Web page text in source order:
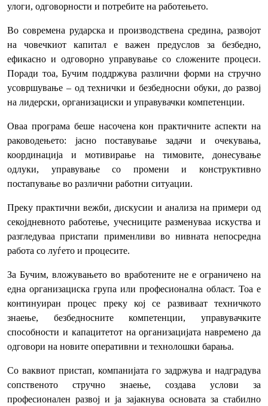
улоги, одговорности и потребите на работењето.
Во современа рударска и производствена средина, развојот
на човечкиот капитал е важен предуслов за безбедно,
ефикасно и одговорно управување со сложените процеси.
Поради тоа, Бучим поддржува различни форми на стручно
усовршување – од технички и безбедносни обуки, до развој
на лидерски, организациски и управувачки компетенции.
Оваа програма беше насочена кон практичните аспекти на
раководењето: јасно поставување задачи и очекувања,
координација и мотивирање на тимовите, донесување
одлуки, управување со промени и конструктивно
постапување во различни работни ситуации.
Преку практични вежби, дискусии и анализа на примери од
секојдневното работење, учесниците разменуваа искуства и
разгледуваа пристапи применливи во нивната непосредна
работа со луѓето и процесите.
За Бучим, вложувањето во вработените не е ограничено на
една организациска група или професионална област. Тоа е
континуиран процес преку кој се развиваат техничкото
знаење, безбедносните компетенции, управувачките
способности и капацитетот на организацијата навремено да
одговори на новите оперативни и технолошки барања.
Со ваквиот пристап, компанијата го задржува и надградува
сопственото стручно знаење, создава услови за
професионален развој и ја зајакнува основата за стабилно